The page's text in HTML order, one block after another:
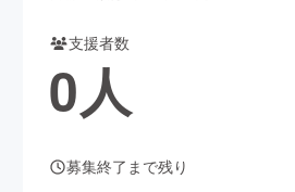
ィー・ヘルスケア
支援者数
0人
募集終了まで残り